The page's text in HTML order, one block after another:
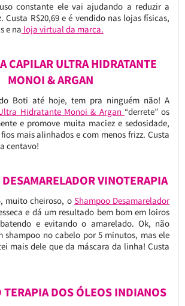
constante ele vai ajudando a reduzir a
Custa R$20,69 e é vendido nas lojas físicas,
e na loja virtual da marca.
CAPILAR ULTRA HIDRATANTE
MONOI & ARGAN
Boti até hoje, tem pra ninguém não! A
Hidratante Monoi & Argan “derrete” os
e promove muita maciez e sedosidade,
mais alinhados e com menos frizz. Custa
centavo!
VINOTERAPIA
muito cheiroso, oShampoo Desamarelador
e dá um resultado bem bom em loiros
e evitando o amarelado. Ok, não
shampoo no cabelo por 5 minutos, mas ele
mais dele que da máscara da linha! Custa
DOS ÓLEOS INDIANOS